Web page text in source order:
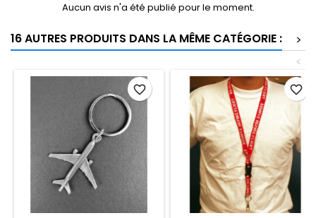
Aucun avis n'a été publié pour le moment.
16 AUTRES PRODUITS DANS LA MÊME CATÉGORIE :
>
<
favorite_border favorite_border